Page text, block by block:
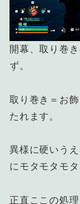
開幕、取り巻
ず。
取り巻き＝お
たれます。
異様に硬いう
にモタモタモ
正直ここの処